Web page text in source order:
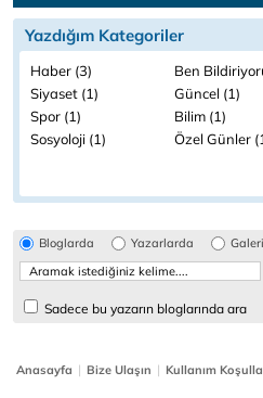
Yazdığım Kategoriler
Haber (3)
Ben
Siyaset (1)
Güncel (1)
Spor (1)
Bilim (1)
Sosyoloji (1)
Özel Günler
Bloglarda Yazarlarda
Sadece bu yazarın bloglarında ara
Anasayfa | Bize Ulaşın | Kullanım